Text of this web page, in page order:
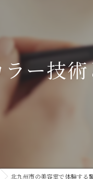
ー技術
北九州市の美容室で体験する